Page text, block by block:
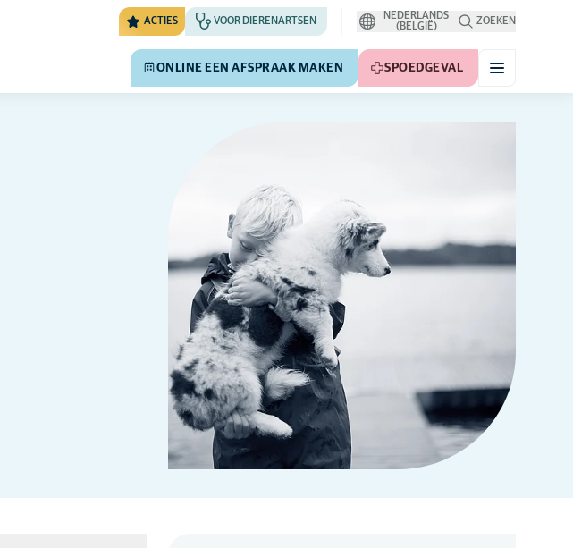
ACTIES VOOR DIERENARTSEN
NEDERLANDS
(BELGIË)
ZOEKEN
ONLINE EEN AFSPRAAK MAKEN SPOEDGEVAL